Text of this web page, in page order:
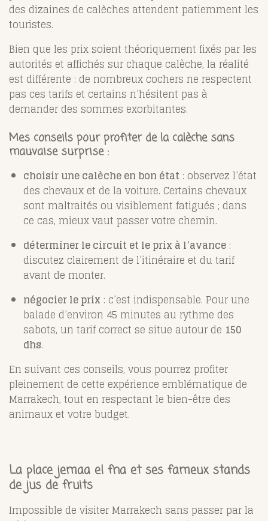
des dizaines de calèches attendent patiemment les
touristes.
Bien que les prix soient théoriquement fixés par les
autorités et affichés sur chaque calèche, la réalité
est différente : de nombreux cochers ne respectent
pas ces tarifs et certains n’hésitent pas à
demander des sommes exorbitantes.
Mes conseils pour profiter de la calèche sans
mauvaise surprise :
choisir une calèche en bon état : observez l’état
des chevaux et de la voiture. Certains chevaux
sont maltraités ou visiblement fatigués ; dans
ce cas, mieux vaut passer votre chemin.
déterminer le circuit et le prix à l’avance :
discutez clairement de l’itinéraire et du tarif
avant de monter.
négocier le prix : c’est indispensable. Pour une
balade d’environ 45 minutes au rythme des
sabots, un tarif correct se situe autour de 150
dhs.
En suivant ces conseils, vous pourrez profiter
pleinement de cette expérience emblématique de
Marrakech, tout en respectant le bien-être des
animaux et votre budget.
La place jemaa el fna et ses fameux stands
de jus de fruits
Impossible de visiter Marrakech sans passer par la